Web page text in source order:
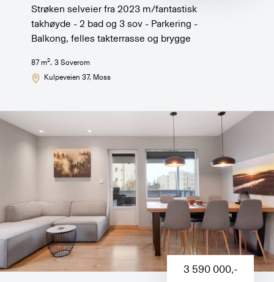
Strøken selveier fra 2023 m/fantastisk
takhøyde - 2 bad og 3 sov - Parkering -
Balkong, felles takterrasse og brygge
87 m2, 3Soverom
Kulpeveien 37, Moss
3 590 000,-